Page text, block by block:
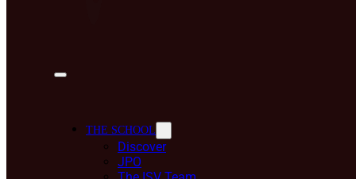
THE SCHOOL
Discover
JPO